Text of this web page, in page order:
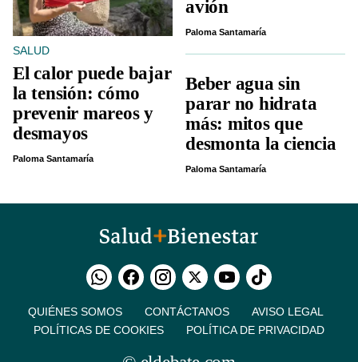
SALUD
El calor puede bajar
la tensión: cómo
prevenir mareos y
desmayos
Paloma Santamaría
avión
Paloma Santamaría
Beber agua sin
parar no hidrata
más: mitos que
desmonta la ciencia
Paloma Santamaría
QUIÉNES SOMOS CONTÁCTANOS
AVISO LEGAL
POLÍTICAS DE COOKIES
POLÍTICA DE PRIVACIDAD